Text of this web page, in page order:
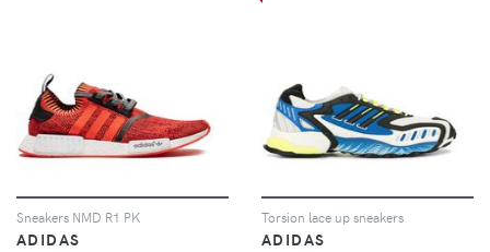
Sneakers NMD R1 PK
ADIDAS
Torsion lace up sneakers
ADIDAS